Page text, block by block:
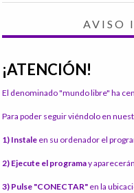
AVISO
¡ATENCIÓN!
El denominado "mundo libre" ha
Para poder seguir viéndolo en
1) Instale en su ordenador el
2) Ejecute el programay
3) Pulse "CONECTAR" en la